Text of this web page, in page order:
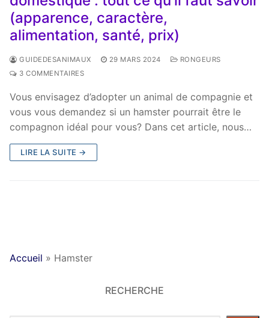
(apparence, caractère,
alimentation, santé, prix)
GUIDEDESANIMAUX 29 MARS 2024
RONGEURS
3 COMMENTAIRES
Vous envisagez d’adopter un animal de compagnie et
vous vous demandez si un hamster pourrait être le
compagnon idéal pour vous? Dans cet article, nous…
LIRE LA SUITE →
Accueil » Hamster
RECHERCHE